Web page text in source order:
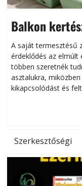
Balkon
A saját termesztésű
érdeklődés az elmúlt
többen szeretnék
asztalukra,
kikapcsolódást és
Szerkesztőségi